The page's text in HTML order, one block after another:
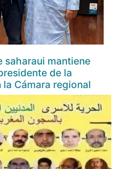
saharaui mantiene
de la
la Cámara regional